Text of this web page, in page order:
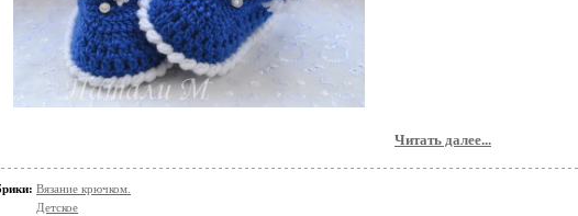
Читать далее...
Вязание крючком.
Детское